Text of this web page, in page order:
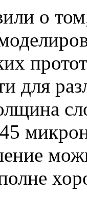
о
для